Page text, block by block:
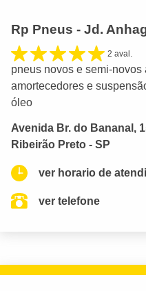
Rp Pneus - Jd.
2 aval.
pneus novos e semi-
amortecedores e
óleo
Avenida Br. do Bananal,
Ribeirão Preto - SP
ver horario de
ver telefone